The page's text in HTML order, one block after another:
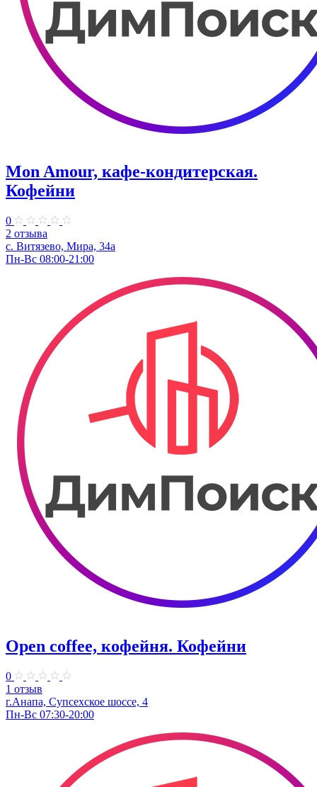
Mon Amour, кафе-кондитерская.
Кофейни
0
2 отзыва
с. Витязево, Мира, 34а
Пн-Вс 08:00-21:00
Open coffee, кофейня. Кофейни
0
1 отзыв
г.Анапа, Супсехское шоссе, 4
Пн-Вс 07:30-20:00